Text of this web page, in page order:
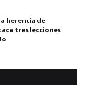
herencia de
tres lecciones